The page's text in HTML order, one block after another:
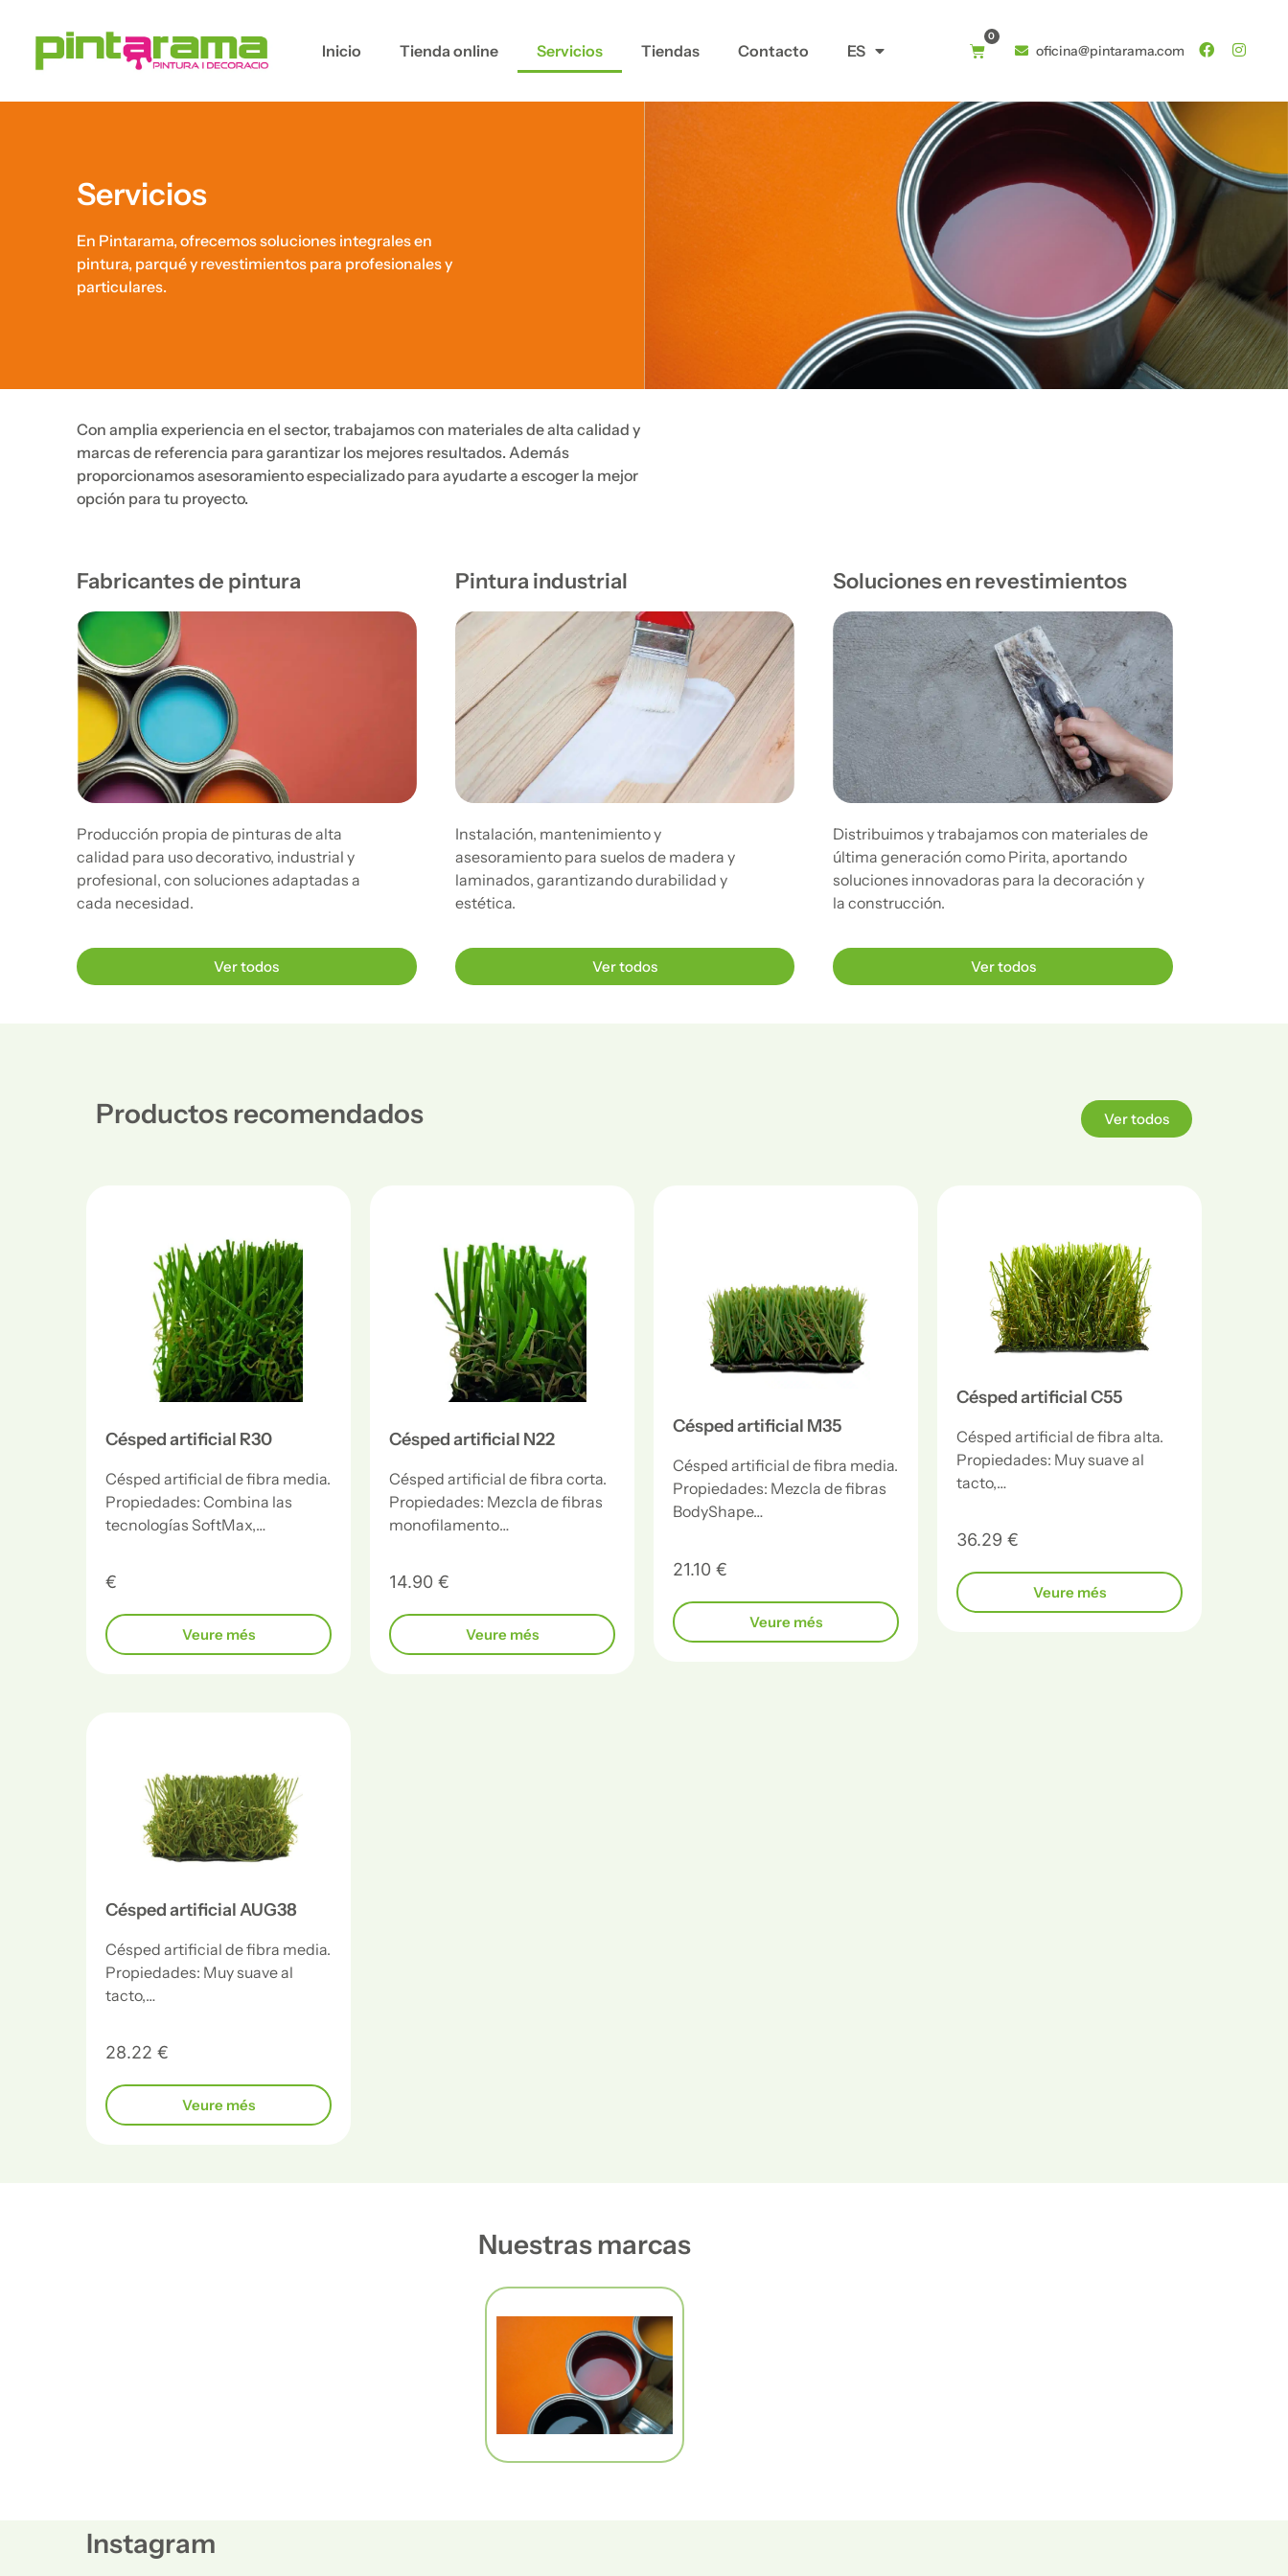
Inicio Tienda online Servicios Tiendas Contacto ES
0
oficina@pintarama.com
Servicios
En Pintarama, ofrecemos soluciones integrales en
pintura, parqué y revestimientos para profesionales y
particulares.
Con amplia experiencia en el sector, trabajamos con materiales de alta calidad y
marcas de referencia para garantizar los mejores resultados. Además
proporcionamos asesoramiento especializado para ayudarte a escoger la mejor
opción para tu proyecto.
Fabricantes de pintura
Producción propia de pinturas de alta
calidad para uso decorativo, industrial y
profesional, con soluciones adaptadas a
cada necesidad.
Ver todos
Pintura industrial
Instalación, mantenimiento y
asesoramiento para suelos de madera y
laminados, garantizando durabilidad y
estética.
Ver todos
Soluciones en revestimientos
Distribuimos y trabajamos con materiales de
última generación como Pirita, aportando
soluciones innovadoras para la decoración y
la construcción.
Ver todos
Productos recomendados Ver todos
Césped artificial R30
Césped artificial de fibra media.
Propiedades: Combina las
tecnologías SoftMax,…
€
Veure més
Césped artificial N22
Césped artificial de fibra corta.
Propiedades: Mezcla de fibras
monofilamento…
14.90 €
Veure més
Césped artificial M35
Césped artificial de fibra media.
Propiedades: Mezcla de fibras
BodyShape…
21.10 €
Veure més
Césped artificial C55
Césped artificial de fibra alta.
Propiedades: Muy suave al
tacto,…
36.29 €
Veure més
Césped artificial AUG38
Césped artificial de fibra media.
Propiedades: Muy suave al
tacto,…
28.22 €
Veure més
Nuestras marcas
Instagram